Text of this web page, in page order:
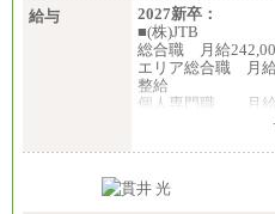
給与
2027新卒：
■(株)JTB
総合職 月給
エリア総合職 月給
整給
個人専門職 月給
総合職 月給